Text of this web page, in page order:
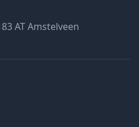
AT Amstelveen